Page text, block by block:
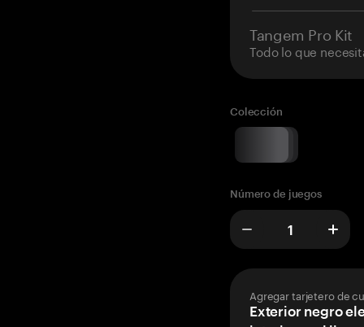
Tangem Pro Kit
Todo lo que
Colección
Número de juegos
Agregar tarjetero de
Exterior negro